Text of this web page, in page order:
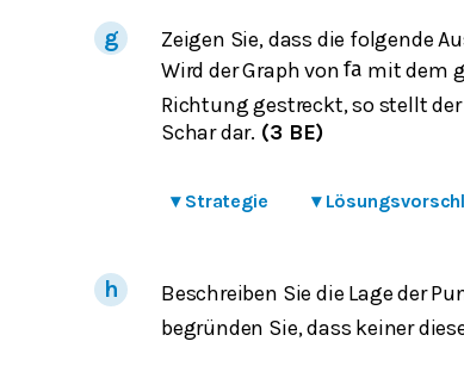
Zeigen Sie, dass die folgende
Wird der Graph vonfa mit dem
Richtung gestreckt, so stellt
Schar dar. (3 BE)
▾ Strategie ▾
Beschreiben Sie die Lage der
begründen Sie, dass keiner